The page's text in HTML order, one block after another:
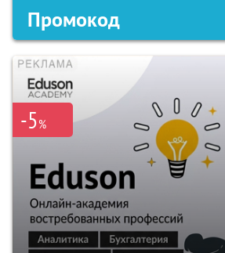
Промокод
-5%